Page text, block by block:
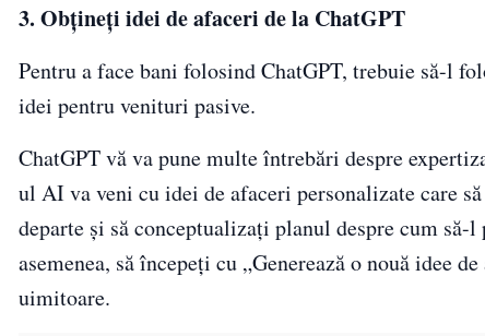
3. Obțineți idei de afaceri de la ChatGPT
Pentru a face bani folosind ChatGPT, trebuie să-l
idei pentru venituri pasive.
ChatGPT vă va pune multe întrebări despre
ul AI va veni cu idei de afaceri personalizate care
departe și să conceptualizați planul despre cum
asemenea, să începeți cu „Generează o nouă idee
uimitoare.